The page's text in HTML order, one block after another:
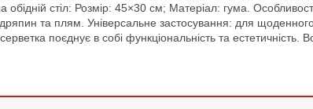
стіл: Розмір: 45×30 см; Матеріал: гума.
та плям. Універсальне застосування: для щоденного
поєднує в собі функціональність та